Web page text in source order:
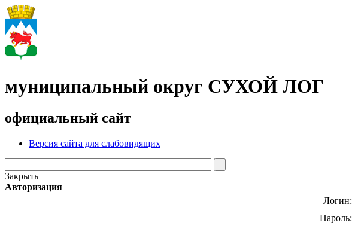
муниципальный округ СУХОЙ ЛОГ
официальный сайт
Версия сайта для слабовидящих
Закрыть
Авторизация
Логин:
Пароль: